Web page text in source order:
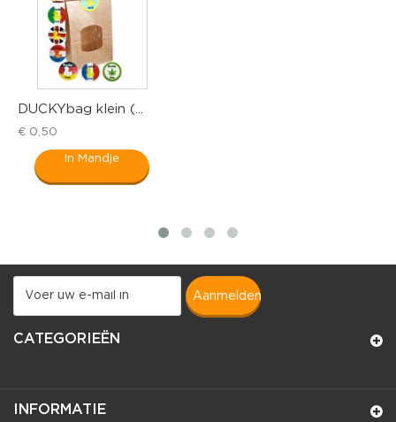
DUCKYbag klein (...
€ 0,50
In Mandje
aanmelden
CATEGORIEËN
INFORMATIE